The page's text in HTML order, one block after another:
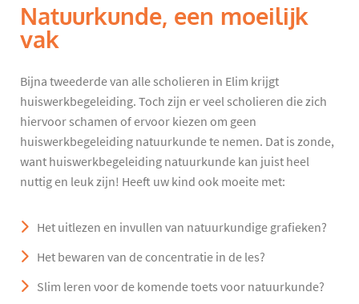
Natuurkunde, een moeilijk
vak
Bijna tweederde van alle scholieren in Elim krijgt
huiswerkbegeleiding. Toch zijn er veel scholieren die zich
hiervoor schamen of ervoor kiezen om geen
huiswerkbegeleiding natuurkunde te nemen. Dat is zonde,
want huiswerkbegeleiding natuurkunde kan juist heel
nuttig en leuk zijn! Heeft uw kind ook moeite met:
Het uitlezen en invullen van natuurkundige grafieken?
Het bewaren van de concentratie in de les?
Slim leren voor de komende toets voor natuurkunde?